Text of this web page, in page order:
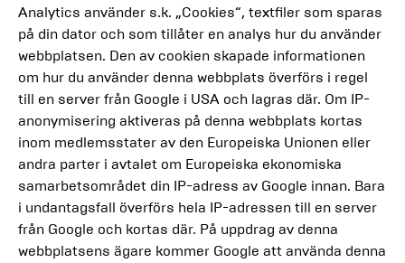
Analytics använder s.k. „Cookies“, textfiler som sparas
på din dator och som tillåter en analys hur du använder
webbplatsen. Den av cookien skapade informationen
om hur du använder denna webbplats överförs i regel
till en server från Google i USA och lagras där. Om IP-
anonymisering aktiveras på denna webbplats kortas
inom medlemsstater av den Europeiska Unionen eller
andra parter i avtalet om Europeiska ekonomiska
samarbetsområdet din IP-adress av Google innan. Bara
i undantagsfall överförs hela IP-adressen till en server
från Google och kortas där. På uppdrag av denna
webbplatsens ägare kommer Google att använda denna